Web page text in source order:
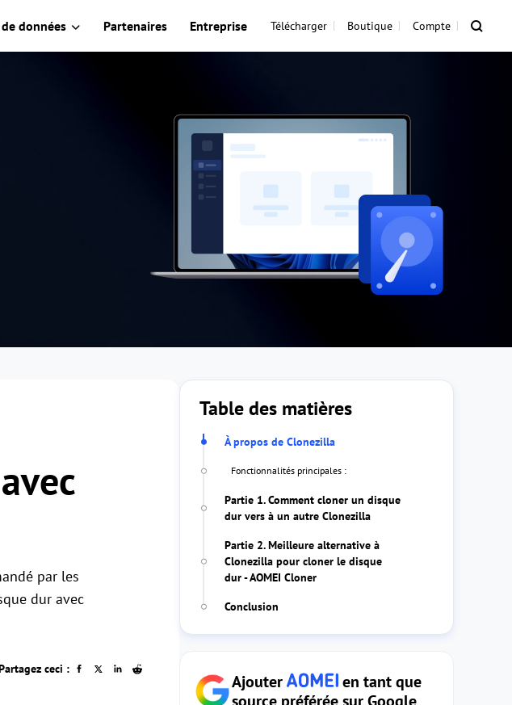
données Partenaires Entreprise Télécharger Boutique Compte
par les
dur avec
ceci :
Table des matières
À propos de Clonezilla
Fonctionnalités principales :
Partie 1. Comment cloner un disque
dur vers à un autre Clonezilla
Partie 2. Meilleure alternative à
Clonezilla pour cloner le disque
dur - AOMEI Cloner
Conclusion
Ajouter
en tant que